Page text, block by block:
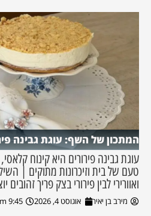
המתכון של השף: עוגת גבינה
עוגת גבינה פירורים היא קינוח
טעם של בית וזיכרונות מתוקים |
ואוורירי לבין פירורי בצק פריך
מירב בן יאיר אוגוסט 4, 2026 9:45 pm